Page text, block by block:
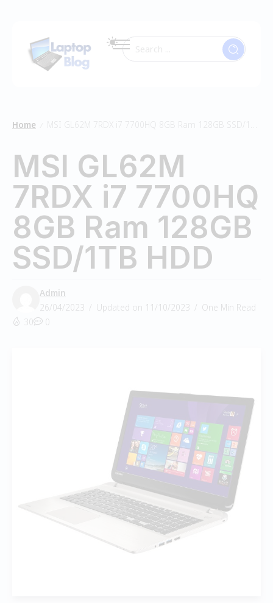
Home MSI GL62M 7RDX i7 7700HQ 8GB Ram 128GB SSD/1TB HDD
MSI GL62M
7RDX i7 7700HQ
8GB Ram 128GB
SSD/1TB HDD
Admin
26/04/2023
Updated on 11/10/2023
One Min Read
30
0